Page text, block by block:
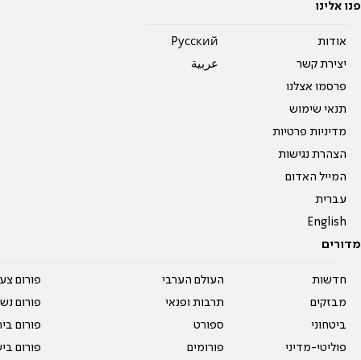
פנו אלינו
אודות
יצירת קשר
פרסמו אצלנו
תנאי שימוש
מדיניות פרטיות
הצהרת נגישות
המייל האדום
עברית
English
Pусский
عربية
מדורים
חדשות
מבזקים
ביטחוני
פוליטי-מדיני
העולם הערבי
תרבות ופנאי
ספורט
פורומים
פורום
פורום
פורום
פורום